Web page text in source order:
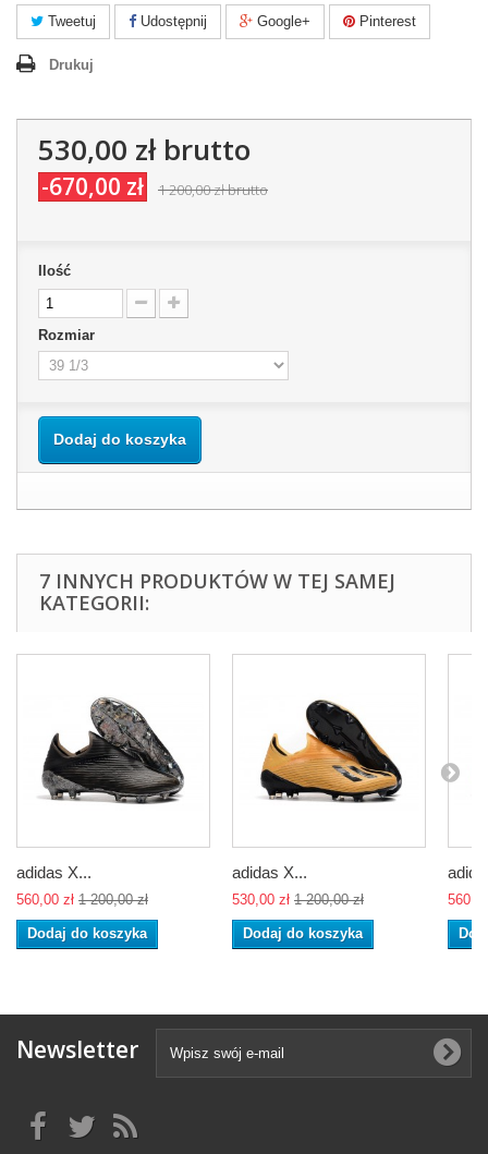
Tweetuj Udostępnij Google+ Pinterest
Drukuj
530,00 złbrutto
-670,00 zł 1 200,00 złbrutto
Ilość
Rozmiar
Dodaj do koszyka
7 INNYCH PRODUKTÓW W TEJ SAMEJ
KATEGORII:
adidas X...
560,00 zł 1 200,00 zł
Dodaj do koszyka
adidas X...
530,00 zł 1 200,00 zł
Dodaj do koszyka
Newsletter